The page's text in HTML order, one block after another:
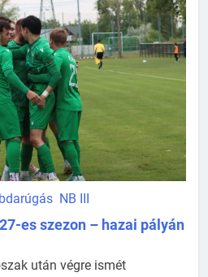
NB III
es szezon – hazai pályán
után végre ismét